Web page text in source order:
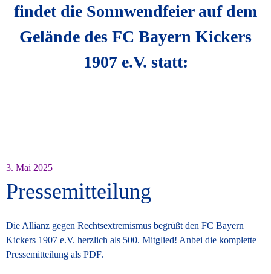
findet die Sonnwendfeier auf dem
Gelände des FC Bayern Kickers
1907 e.V. statt:
3. Mai 2025
Pressemitteilung
Die Allianz gegen Rechtsextremismus begrüßt den FC Bayern
Kickers 1907 e.V. herzlich als 500. Mitglied! Anbei die komplette
Pressemitteilung als PDF.